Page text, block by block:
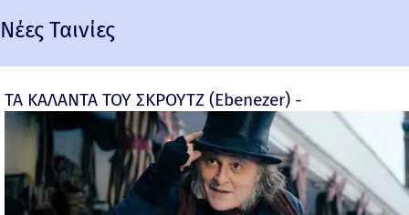
Νέες Ταινίες
ΤΑ ΚΑΛΑΝΤΑ ΤΟΥ ΣΚΡΟΥΤΖ (Ebenezer) -